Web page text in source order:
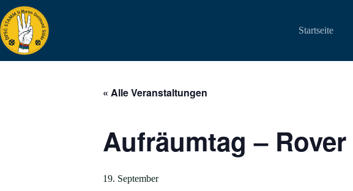
Zum
Inhalt
springen
Startseite
« Alle Veranstaltungen
Aufräumtag – Rover
19. September